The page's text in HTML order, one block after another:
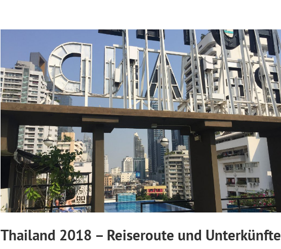
Thailand 2018 – Reiseroute und Unterkünfte